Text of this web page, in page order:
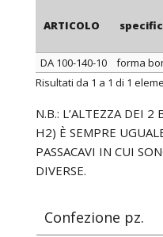
ARTICOLO
ARTICOLO
DA 100-140-10 forma
Risultati da 1 a 1 di 1
N.B.: L’ALTEZZA DEI 2
H2) È SEMPRE
PASSACAVI IN CUI
DIVERSE.
Confezione pz.